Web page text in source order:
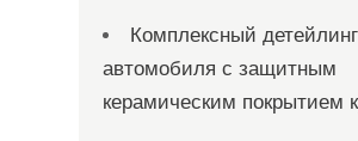
Комплексный детейлинг
автомобиля с защитным
керамическим покрытием